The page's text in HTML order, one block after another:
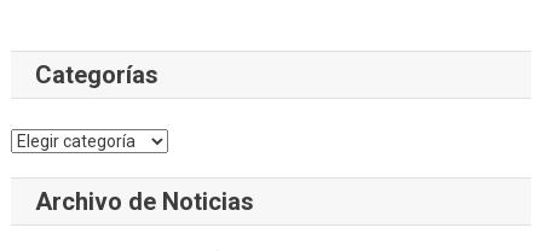
Categorías
Categorías
Archivo de Noticias